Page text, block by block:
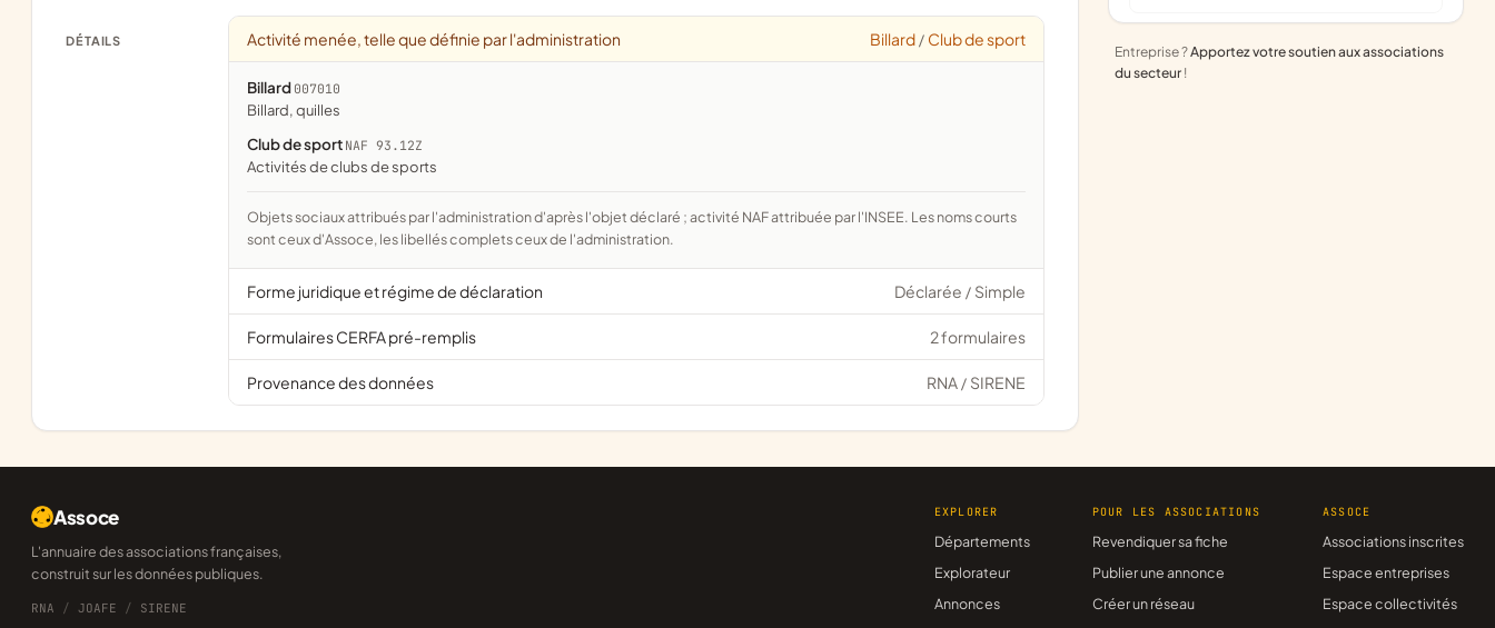
DÉTAILS Activité menée, telle que définie par l'administration Billard / Club de sport
Billard 007010
billard, quilles
Club de sport NAF 93.12Z
Activités de clubs de sports
Objets sociaux attribués par l'administration d'après l'objet déclaré ; activité NAF attribuée par l'INSEE. Les noms courts
sont ceux d'Assoce, les libellés complets ceux de l'administration.
Forme juridique et régime de déclaration Déclarée / Simple
Formulaires CERFA pré-remplis 2 formulaires
Provenance des données RNA / SIRENE
Entreprise ?Apportez votre soutien aux associations
du secteur !
Assoce
L'annuaire des associations françaises,
construit sur les données publiques.
RNA / JOAFE / SIRENE
EXPLORER
Départements
Explorateur
Annonces
POUR LES ASSOCIATIONS
Revendiquer sa fiche
Publier une annonce
Créer un réseau
ASSOCE
Associations inscrites
Espace entreprises
Espace collectivités